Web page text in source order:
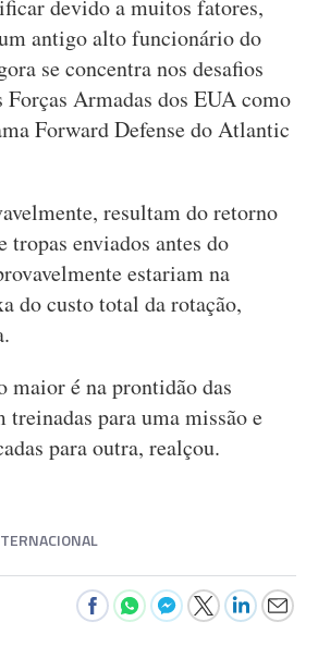
devido a muitos fatores,
antigo alto funcionário do
se concentra nos desafios
Forças Armadas dos EUA como
Forward Defense do Atlantic
resultam do retorno
tropas enviados antes do
estariam na
do custo total da rotação,
maior é na prontidão das
treinadas para uma missão e
para outra, realçou.